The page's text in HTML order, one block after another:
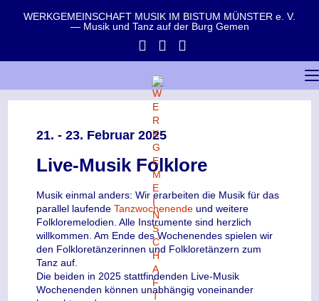
WERKGEMEINSCHAFT MUSIK IM BISTUM MÜNSTER e. V.
— Musik und Tanz auf der Burg Gemen
21. - 23. Februar 2025
Live-Musik Folklore
Musik einmal anders: Wir erarbeiten die Musik für das
parallel laufendeTanzwochenende und weitere
Folkloremelodien. Alle Instrumente sind herzlich
willkommen. Am Ende des Wochenendes spielen wir
den Folkloretänzerinnen und Folkloretänzern zum
Tanz auf.
Die beiden in 2025 stattfindenden Live-Musik
Wochenenden können unabhängig voneinander